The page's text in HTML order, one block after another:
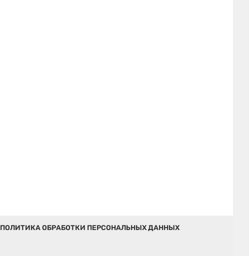
ПОЛИТИКА ОБРАБОТКИ ПЕРСОНАЛЬНЫХ ДАННЫХ